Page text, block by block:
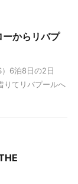
からリバプ
6泊8日の2日
りてリバプールへ